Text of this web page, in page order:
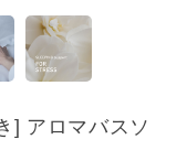
] アロマバスソ